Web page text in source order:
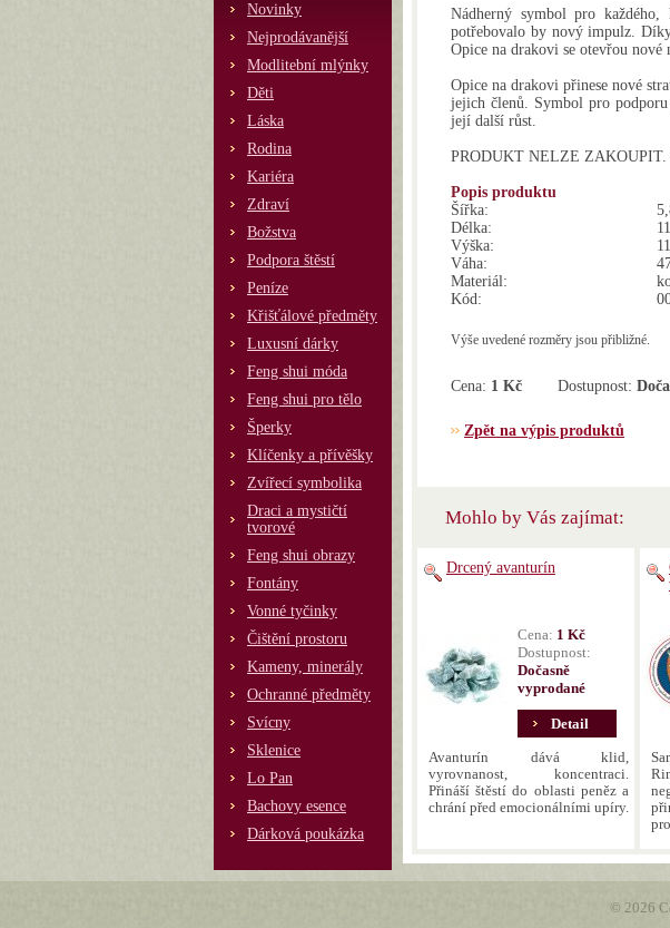
Novinky
Nejprodávanější
Modlitební mlýnky
Děti
Láska
Rodina
Kariéra
Zdraví
Božstva
Podpora štěstí
Peníze
Křišťálové předměty
Luxusní dárky
Feng shui móda
Feng shui pro tělo
Šperky
Klíčenky a přívěšky
Zvířecí symbolika
Draci a mystičtí
tvorové
Feng shui obrazy
Fontány
Vonné tyčinky
Čištění prostoru
Kameny, minerály
Ochranné předměty
Svícny
Sklenice
Lo Pan
Bachovy esence
Dárková poukázka
Nádherný symbol pro
potřebovalo by nový impulz.
Opice na drakovi se otevřou nové
Opice na drakovi přinese nové
jejich členů. Symbol pro
její další růst.
PRODUKT NELZE ZAKOUPIT.
Popis produktu
Šířka:
Délka:
Výška:
Váha:
Materiál:
Kód:
Výše uvedené rozměry jsou přibližné.
Cena: 1 Kč Dostupnost:
Zpět na výpis produktů
Mohlo by Vás zajímat:
Drcený avanturín
Cena: 1 Kč
Dostupnost:
Dočasně
vyprodané
Detail
Avanturín dává klid,
vyrovnanost, koncentraci.
Přináší štěstí do oblasti peněz a
chrání před emocionálními upíry.
© 2026